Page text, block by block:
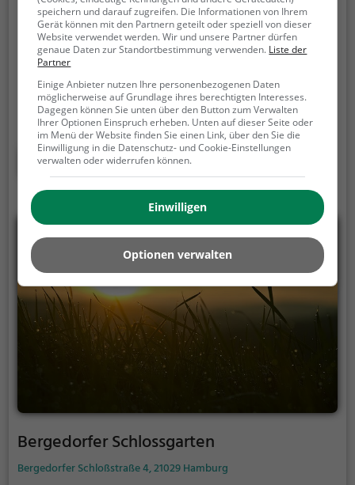
Bergedorfer Rathauspark
Schulenbrooksweg, 21029 Hamburg
Der Bergedorfer Rathauspark ist eine Parkanlage in
Hamburg (Bergedorf).Mit seiner Fläche von 1,1 ha ist
er der 123. größte Park der Stadt und lädt zum
Spazieren und Verweilen ein. Mit einladenden
Grünflächen und Sitzgelegenheiten bietet der
Bergedorfer Rathauspark zahlreiche Möglichkeiten
zur Entspannung.
Mehr erfahren
Bergedorfer Schlossgarten
Bergedorfer Schloßstraße 4, 21029 Hamburg
speichern und darauf zugreifen. Die Informationen von Ihrem
Gerät können mit den Partnern geteilt oder speziell von dieser
Website verwendet werden. Wir und unsere Partner dürfen
genaue Daten zur Standortbestimmung verwenden. Liste der
Partner
Einige Anbieter nutzen Ihre personenbezogenen Daten
möglicherweise auf Grundlage ihres berechtigten Interesses.
Dagegen können Sie unten über den Button zum Verwalten
Ihrer Optionen Einspruch erheben. Unten auf dieser Seite oder
im Menü der Website finden Sie einen Link, über den Sie die
Einwilligung in die Datenschutz- und Cookie-Einstellungen
verwalten oder widerrufen können.
Einwilligen
Optionen verwalten